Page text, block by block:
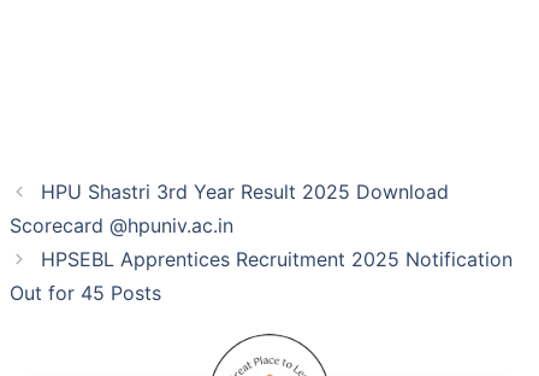
HPU Shastri 3rd Year Result 2025 Download
Scorecard @hpuniv.ac.in
HPSEBL Apprentices Recruitment 2025 Notification
Out for 45 Posts